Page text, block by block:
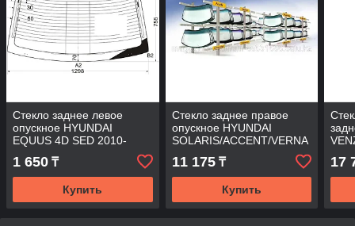
Стекло заднее левое
опускное HYUNDAI
EQUUS 4D SED 2010-
EQUUS-10 LRD/LH
1 650 ₸
Купить
Стекло заднее правое
опускное HYUNDAI
SOLARIS/ACCENT/VERNA
11 175₸
Купить
17